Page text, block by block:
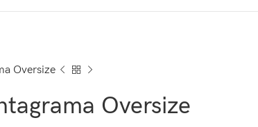
Oversize
Oversize